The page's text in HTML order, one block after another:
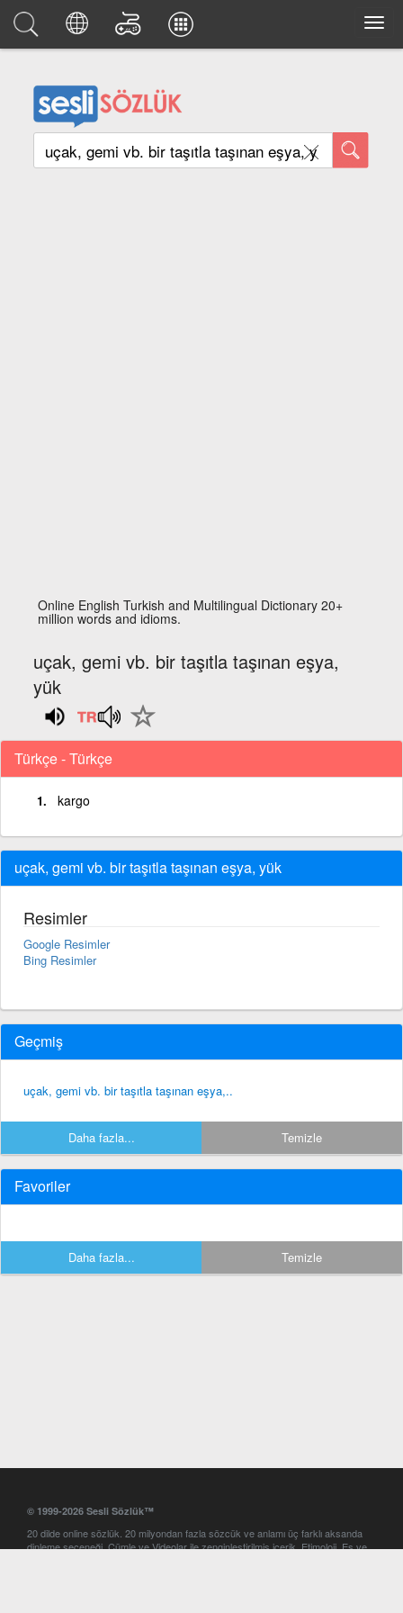
Online English Turkish and Multilingual Dictionary 20+
million words and idioms.
uçak, gemi vb. bir taşıtla taşınan eşya,
yük
Türkçe - Türkçe
kargo
uçak, gemi vb. bir taşıtla taşınan eşya, yük
Resimler
Google Resimler
Bing Resimler
Geçmiş
uçak, gemi vb. bir taşıtla taşınan eşya,..
Daha fazla... Temizle
Favoriler
Daha fazla... Temizle
© 1999-2026 Sesli Sözlük™
20 dilde online sözlük. 20 milyondan fazla sözcük ve anlamı üç farklı aksanda
dinleme seçeneği. Cümle ve Videolar ile zenginleştirilmiş içerik. Etimoloji, Eş ve